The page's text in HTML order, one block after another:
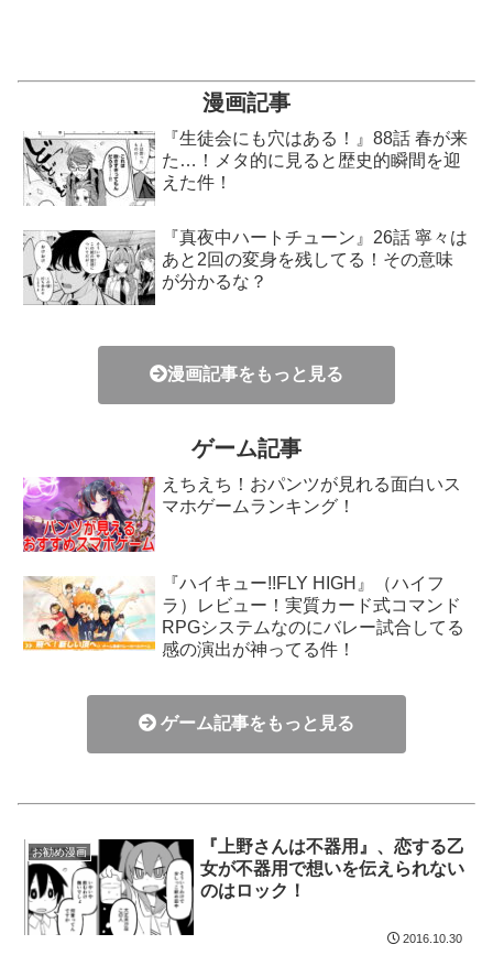
漫画記事
『生徒会にも穴はある！』88話 春が来
た…！メタ的に見ると歴史的瞬間を迎
えた件！
『真夜中ハートチューン』26話 寧々は
あと2回の変身を残してる！その意味
が分かるな？
漫画記事をもっと見る
ゲーム記事
えちえち！おパンツが見れる面白いス
マホゲームランキング！
『ハイキュー!!FLY HIGH』（ハイフ
ラ）レビュー！実質カード式コマンド
RPGシステムなのにバレー試合してる
感の演出が神ってる件！
ゲーム記事をもっと見る
お勧め漫画
『上野さんは不器用』、恋する乙
女が不器用で想いを伝えられない
のはロック！
2016.10.30